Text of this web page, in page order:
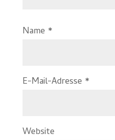
Name *
E-Mail-Adresse *
Website